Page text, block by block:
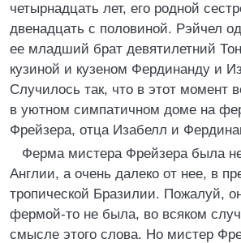
четырнадцать лет, его родной
двенадцать с половиной. Рэйчел
ее младший брат девятилетний
кузиной и кузеном Фердинанду и
Случилось так, что в этот момент
в уютном симпатичном доме на
Фрейзера, отца Изабелл и
Ферма мистера Фрейзера была
Англии, а очень далеко от нее, в
тропической Бразилии. Пожалуй,
фермой-то не была, во всяком
смысле этого слова. Но мистер